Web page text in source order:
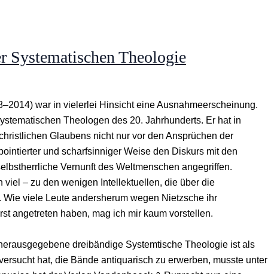
Systematischen Theologie
war in vielerlei Hinsicht eine Ausnahmeerscheinung.
Theologen des 20. Jahrhunderts. Er hat in
Glaubens nicht nur vor den Ansprüchen der
und scharfsinniger Weise den Diskurs mit den
Vernunft des Weltmenschen angegriffen.
– zu den wenigen Intellektuellen, die über die
viele Leute andersherum wegen Nietzsche ihr
angetreten haben, mag ich mir kaum vorstellen.
dreibändige Systemtische Theologie ist als
hat, die Bände antiquarisch zu erwerben, musste unter